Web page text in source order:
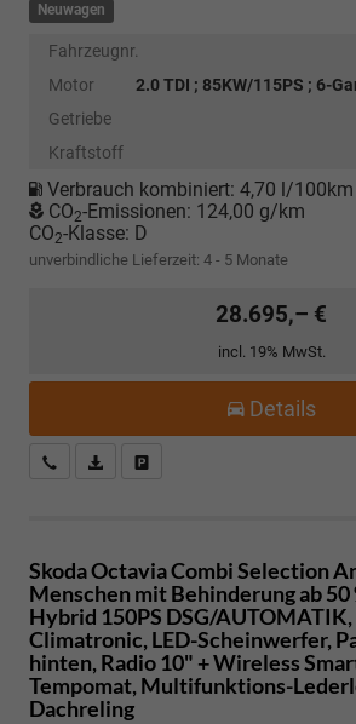
Neuwagen
Fahrzeugnr.
Motor
2.0 TDI ; 85KW/115PS ; 6-
Getriebe
Kraftstoff
Verbrauch kombiniert: 4,70 l/100km
CO2-Emissionen: 124,00 g/km
CO2-Klasse: D
unverbindliche Lieferzeit: 4 - 5 Monate
28.695,– €
incl. 19% MwSt.
Details
Kostenloser Rückruf-Service
PDF-Datei, Fahrzeugexposé drucken
Skoda Octavia CombiSelection
Menschen mit Behinderung ab 50
Hybrid 150PS DSG/
Climatronic, LED-Scheinwerfer,
hinten, Radio 10" + Wireless
Tempomat, Multifunktions-
Dachreling